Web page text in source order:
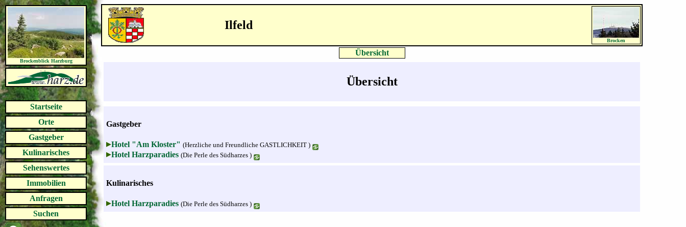
Brockenblick Harzburg
Startseite
Orte
Gastgeber
Kulinarisches
Sehenswertes
Immobilien
Anfragen
Suchen
Ilfeld
Brocken
Übersicht
Übersicht
Gastgeber
Hotel "Am Kloster" (Herzliche und Freundliche GASTLICHKEIT )
Hotel Harzparadies (Die Perle des Südharzes )
Kulinarisches
Hotel Harzparadies (Die Perle des Südharzes )